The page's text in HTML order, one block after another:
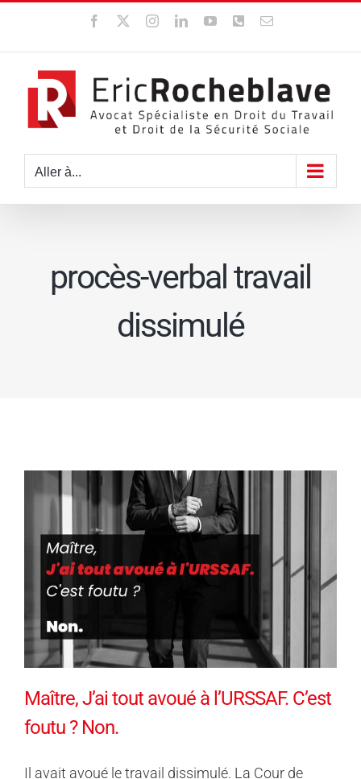
contenu
Facebook InstagramLinkedInYouTubeWhatsApp
Email
Aller à...
procès-verbal travail
dissimulé
Maître, J’ai tout avoué à l’URSSAF. C’est
foutu ? Non.
Il avait avoué le travail dissimulé. La Cour de